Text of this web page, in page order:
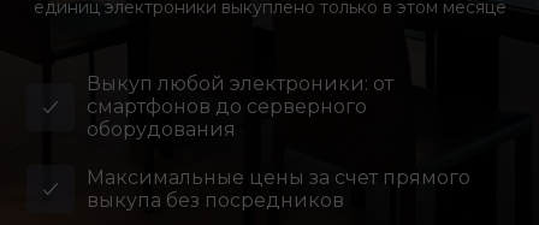
единиц электроники выкуплено только в этом месяце
Выкуп любой электроники: от
смартфонов до серверного
оборудования
Максимальные цены за счет прямого
выкупа без посредников